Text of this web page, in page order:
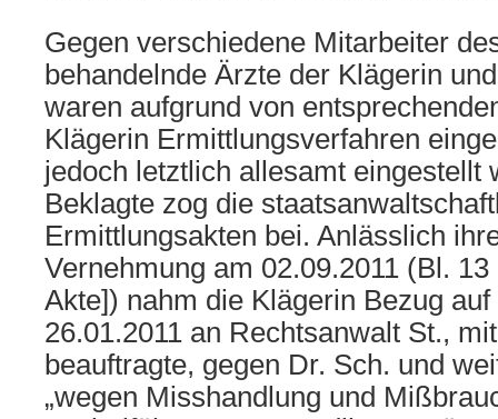
Gegen verschiedene Mitarbeiter
behandelnde Ärzte der Klägerin
waren aufgrund von
Klägerin Ermittlungsverfahren
jedoch letztlich allesamt eingestellt
Beklagte zog die
Ermittlungsakten bei. Anlässlich
Vernehmung am 02.09.2011 (Bl.
Akte]) nahm die Klägerin Bezug
26.01.2011 an Rechtsanwalt St.,
beauftragte, gegen Dr. Sch. und
„wegen Misshandlung und